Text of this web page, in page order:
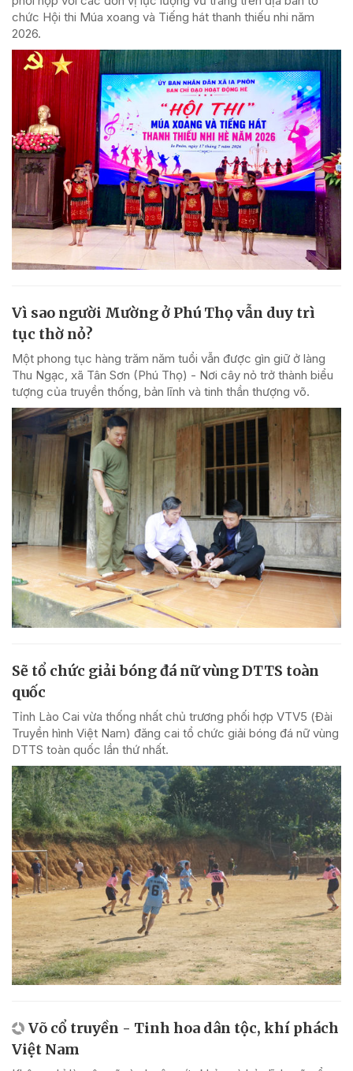
chức Hội thi Múa xoang và Tiếng hát thanh thiếu nhi năm
2026.
Vì sao người Mường ở Phú Thọ vẫn duy trì
tục thờ nỏ?
Một phong tục hàng trăm năm tuổi vẫn được gìn giữ ở làng
Thu Ngạc, xã Tân Sơn (Phú Thọ) - Nơi cây nỏ trở thành biểu
tượng của truyền thống, bản lĩnh và tinh thần thượng võ.
Sẽ tổ chức giải bóng đá nữ vùng DTTS toàn
quốc
Tỉnh Lào Cai vừa thống nhất chủ trương phối hợp VTV5 (Đài
Truyền hình Việt Nam) đăng cai tổ chức giải bóng đá nữ vùng
DTTS toàn quốc lần thứ nhất.
Võ cổ truyền - Tinh hoa dân tộc, khí phách
Việt Nam